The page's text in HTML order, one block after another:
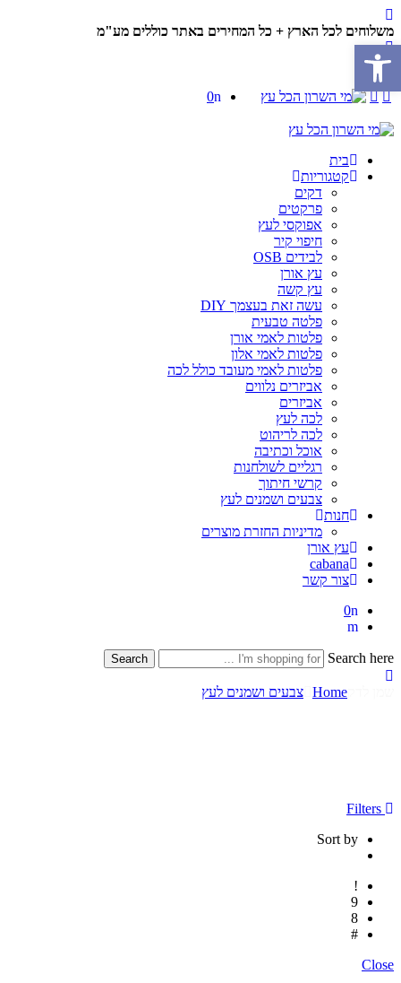
משלוחים לכל הארץ + כל המחירים באתר כוללים מע"מ
0
בית
קטגוריות
דקים
פרקטים
אפוקסי לעץ
חיפוי קיר
לבידים OSB
עץ אורן
עץ קשה
עשה זאת בעצמך DIY
פלטה טבעית
פלטות לאמי אורן
פלטות לאמי אלון
פלטות לאמי מעובד כולל לכה
אביזרים נלווים
אביזרים
לכה לעץ
לכה לריהוט
אוכל וכתיבה
רגליים לשולחנות
קרשי חיתוך
צבעים ושמנים לעץ
חנות
מדיניות החזרת מוצרים
עץ אורן
cabana
צור קשר
0
Search here
Search
Home צבעים ושמנים לעץ
Sort by
Close
פתח סרגל נגישות